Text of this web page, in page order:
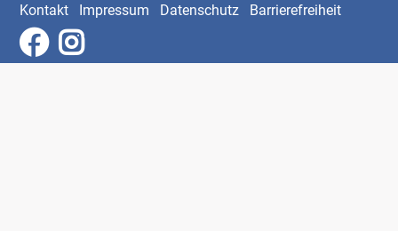
Kontakt Impressum Datenschutz Barrierefreiheit